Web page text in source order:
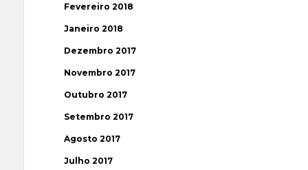
Fevereiro 2018
Janeiro 2018
Dezembro 2017
Novembro 2017
Outubro 2017
Setembro 2017
Agosto 2017
Julho 2017